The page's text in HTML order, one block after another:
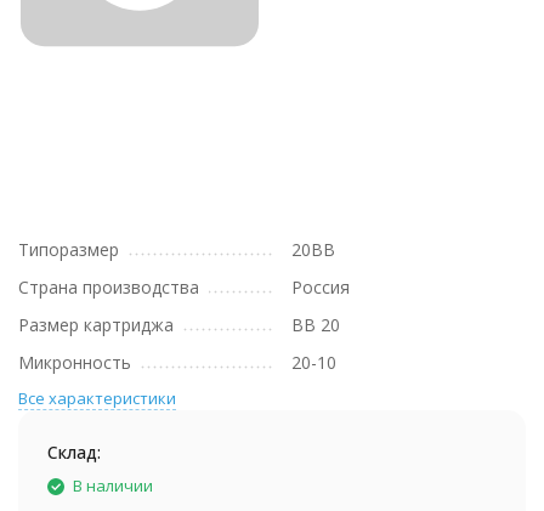
Типоразмер
20BB
Страна производства
Россия
Размер картриджа
BB 20
Микронность
20-10
Все характеристики
Склад:
В наличии